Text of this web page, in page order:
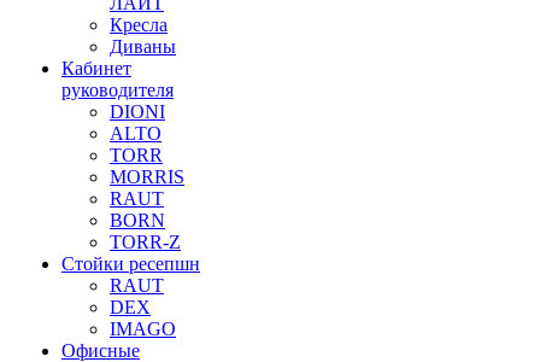
Кресла
Диваны
Кабинет
руководителя
DIONI
ALTO
TORR
MORRIS
RAUT
BORN
TORR-Z
Стойки ресепшн
RAUT
DEX
IMAGO
Офисные